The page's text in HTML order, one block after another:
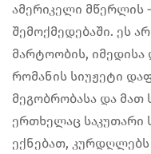
ამერიკელი მწერლის
შემოქმედებაში. ეს
მარტოობის, იმედისა
რომანის სიუჟეტი
მეგობრობასა და მათ
ერთხელაც საკუთარი
ექნებათ, კურდღლებს